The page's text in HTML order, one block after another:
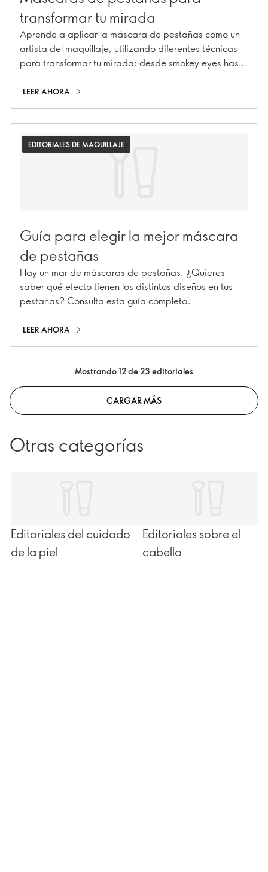
transformar tu mirada
Aprende a aplicar la máscara de pestañas como un
artista del maquillaje, utilizando diferentes técnicas
para transformar tu mirada: desde smokey eyes hasta
trucos de máscara de pestañas que tienes que
probar
LEER AHORA
EDITORIALES DE MAQUILLAJE
Guía para elegir la mejor máscara
de pestañas
Hay un mar de máscaras de pestañas. ¿Quieres
saber qué efecto tienen los distintos diseños en tus
pestañas? Consulta esta guía completa.
LEER AHORA
Mostrando 12 de 23 editoriales
CARGAR MÁS
Otras categorías
Editoriales del cuidado
de la piel
Editoriales sobre el
cabello